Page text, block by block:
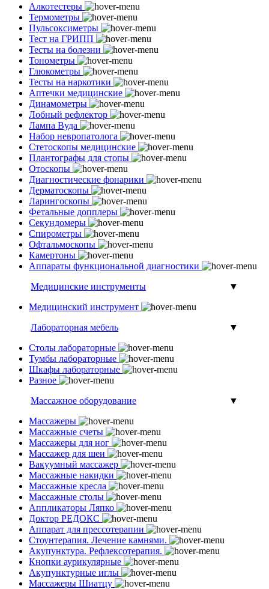
Алкотестеры
Термометры
Пульсоксиметры
Тест на ГРИПП
Тесты на болезни
Тонометры
Глюкометры
Тесты на наркотики
Аптечки медицинские
Динамометры
Лобный рефлектор
Лампа Вуда
Набор невропатолога
Стетоскопы медицинские
Плантографы для стопы
Отоскопы
Диагностические фонарики
Дерматоскопы
Ларингоскопы
Фетальные допплеры
Секундомеры
Спирометры
Офтальмоскопы
Камертоны
Аппараты функциональной диагностики
Медицинские инструменты
▼
Медицинский инструмент
Лабораторная мебель
▼
Столы лабораторные
Тумбы лабораторные
Шкафы лабораторные
Разное
Массажное оборудование
▼
Массажеры
Массажные счеты
Массажеры для ног
Массажер для шеи
Вакуумный массажер
Массажные накидки
Массажные кресла
Массажные столы
Аппликаторы Ляпко
Доктор РЕДОКС
Аппарат для прессотерапии
Стоунтерапия. Лечение камнями.
Акупунктура. Рефлексотерапия.
Кнопки аурикулярные
Акупунктурные иглы
Массажеры Шиатцу